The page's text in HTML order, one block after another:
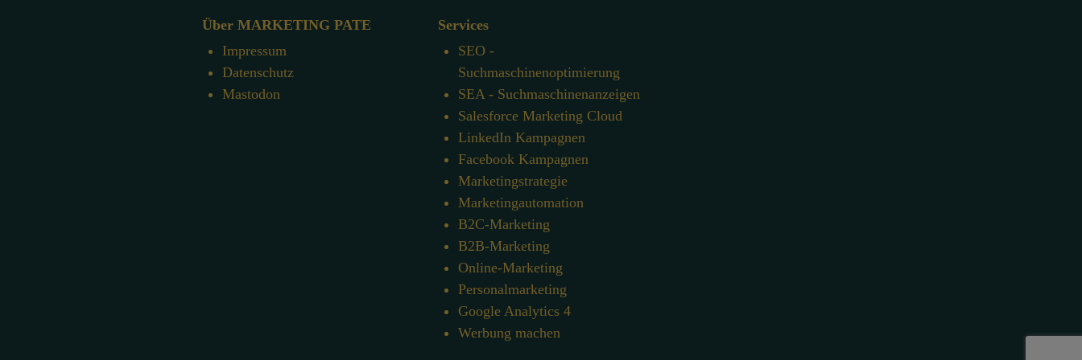
Über MARKETING PATE
Impressum
Datenschutz
Mastodon
Services
SEO -
Suchmaschinenoptimierung
SEA - Suchmaschinenanzeigen
Salesforce Marketing Cloud
LinkedIn Kampagnen
Facebook Kampagnen
Marketingstrategie
Marketingautomation
B2C-Marketing
B2B-Marketing
Online-Marketing
Personalmarketing
Google Analytics 4
Werbung machen